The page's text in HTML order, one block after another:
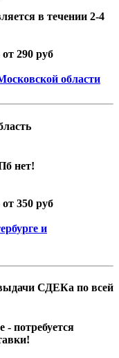
в течении 2-4
290 руб
области
нет!
350 руб
и
СДЕКа по всей
- потребуется